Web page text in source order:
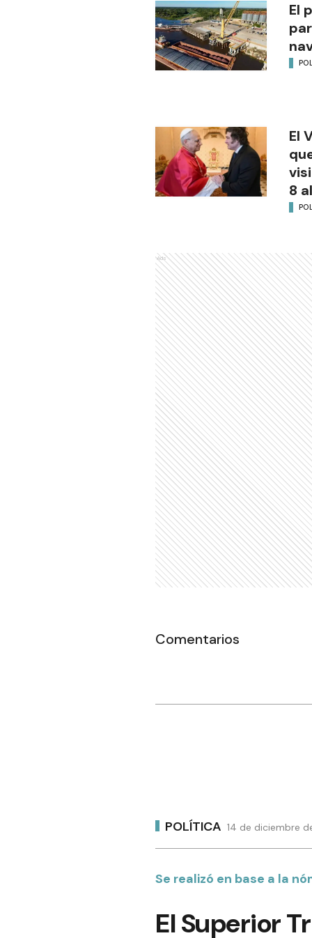
El
El
8
Ads
Comentarios
POLÍTICA 14 de diciembre
Se realizó en base a la
El Superior